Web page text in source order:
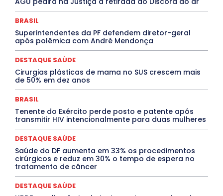
Cultura e Tal
DANÇA Dengue
Denuncia
DESTAQUE BRASIL
DESTAQUE DF
DESTAQUE SAÚDE
DESTAQUES OUTROS
DISTRITO FEDERAL
EDUCAÇÃO
ELEIÇÕES
EMPREGO E OPORTUNIDADES
Especial
Espírito Santo ESPORTE
ESTÁGIO
EVENTOS
Febre Oropouche
Goiás
INTELIGÊNCIA ARTIFICIAL
INTERNACIONAL
MEIO AMBIENTE
MÚSICA
O Plantonista Opinião Oropouche
Paraíba
Paraná Pernambuco Piauí
POLÍTICA
PROCESSO SELETIVO
PUBLIEDITORIAL
QUALIFICAÇÃO PROFISSIONAL
Rio de Janeiro
Rio Grande do Sul
Roraima
Santa Catarina
São Paulo SARAMPO
SAÚDE
Saúde Agora
TÁ FROID?
TEATRO TECNOLOGIA
TIC TAC
BRASIL
Superintendentes da PF defendem diretor-geral
após polêmica com André Mendonça
DESTAQUE SAÚDE
Cirurgias plásticas de mama no SUS crescem mais
de 50% em dez anos
BRASIL
Tenente do Exército perde posto e patente após
transmitir HIV intencionalmente para duas mulheres
DESTAQUE SAÚDE
Saúde do DF aumenta em 33% os procedimentos
cirúrgicos e reduz em 30% o tempo de espera no
tratamento de câncer
DESTAQUE SAÚDE